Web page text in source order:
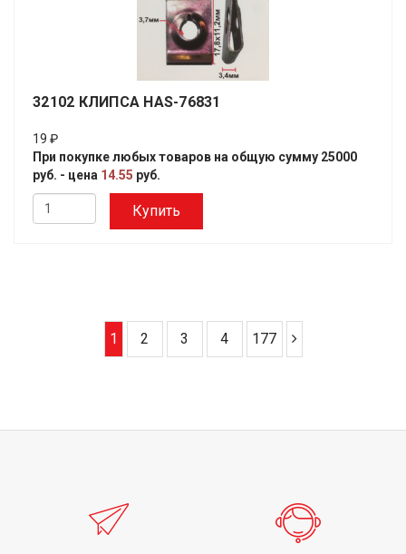
32102 КЛИПСА HAS-76831
19 ₽
При покупке любых товаров на общую сумму 25000
руб. - цена 14.55 руб.
Купить
1 2 3 4 177